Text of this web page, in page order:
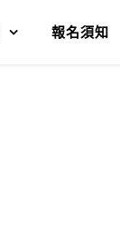
報名須知